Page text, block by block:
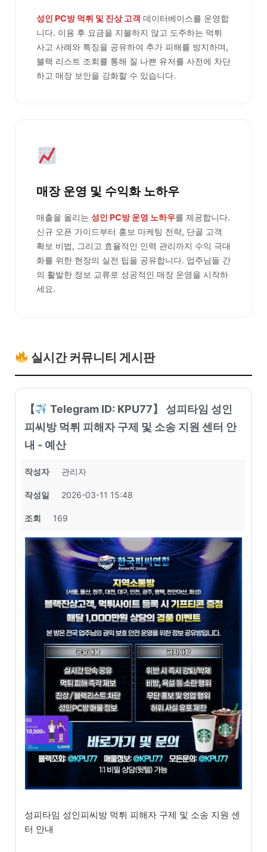
성인 PC방 먹튀 및 진상 고객 데이터베이스를 운영합
니다. 이용 후 요금을 지불하지 않고 도주하는 먹튀
사고 사례와 특징을 공유하여 추가 피해를 방지하며,
블랙 리스트 조회를 통해 질 나쁜 유저를 사전에 차단
하고 매장 보안을 강화할 수 있습니다.
매장 운영 및 수익화 노하우
매출을 올리는 성인 PC방 운영 노하우를 제공합니다.
신규 오픈 가이드부터 홍보 마케팅 전략, 단골 고객
확보 비법, 그리고 효율적인 인력 관리까지 수익 극대
화를 위한 현장의 실전 팁을 공유합니다. 업주님들 간
의 활발한 정보 교류로 성공적인 매장 운영을 시작하
세요.
실시간 커뮤니티 게시판
【
Telegram ID: KPU77】 성피타임 성인
피씨방 먹튀 피해자 구제 및 소송 지원 센터 안
내 - 예산
작성자 관리자
작성일 2026-03-11 15:48
조회 169
성피타임 성인피씨방 먹튀 피해자 구제 및 소송 지원 센
터 안내